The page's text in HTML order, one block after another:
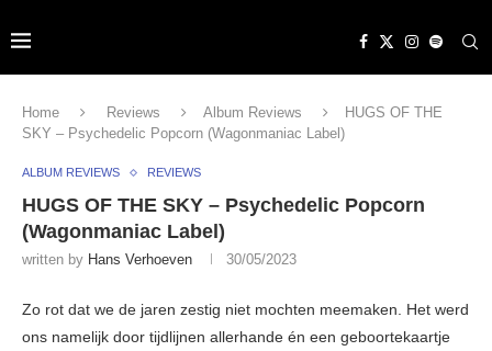
Home Reviews Album Reviews
HUGS OF THE
SKY – Psychedelic Popcorn (Wagonmaniac Label)
ALBUM REVIEWS REVIEWS
HUGS OF THE SKY – Psychedelic Popcorn
(Wagonmaniac Label)
written by Hans Verhoeven 30/05/2023
Zo rot dat we de jaren zestig niet mochten meemaken. Het werd
ons namelijk door tijdlijnen allerhande én een geboortekaartje